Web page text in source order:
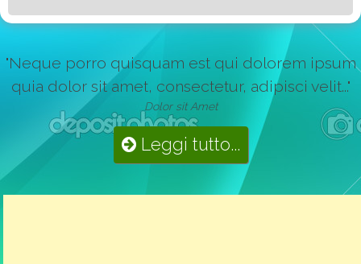
"Neque porro quisquam est qui dolorem ipsum
quia dolor sit amet, consectetur, adipisci velit..."
Dolor sit Amet
Leggi tutto...